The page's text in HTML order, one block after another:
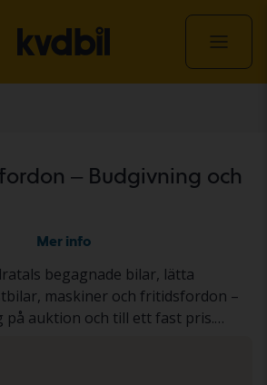
– Budgivning och
Mer info
begagnade bilar, lätta
maskiner och fritidsfordon –
på auktion och till ett fast pris.
utifrån ett standardiserat